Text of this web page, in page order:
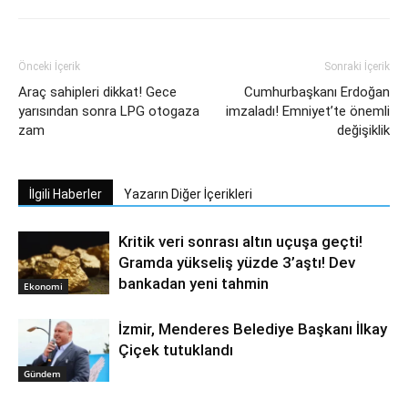
Önceki İçerik
Araç sahipleri dikkat! Gece
yarısından sonra LPG otogaza
zam
Sonraki İçerik
Cumhurbaşkanı Erdoğan
imzaladı! Emniyet’te önemli
değişiklik
İlgili Haberler Yazarın Diğer İçerikleri
Ekonomi
Kritik veri sonrası altın uçuşa geçti!
Gramda yükseliş yüzde 3’aştı! Dev
bankadan yeni tahmin
Gündem
İzmir, Menderes Belediye Başkanı İlkay
Çiçek tutuklandı